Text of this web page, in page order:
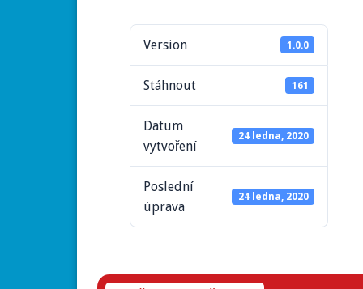
Version 1.0.0
Stáhnout 161
Datum
vytvoření
24 ledna, 2020
Poslední
úprava
24 ledna, 2020